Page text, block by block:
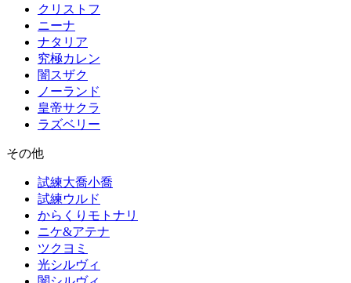
クリストフ
ニーナ
ナタリア
究極カレン
闇スザク
ノーランド
皇帝サクラ
ラズベリー
その他
試練大喬小喬
試練ウルド
からくりモトナリ
ニケ&アテナ
ツクヨミ
光シルヴィ